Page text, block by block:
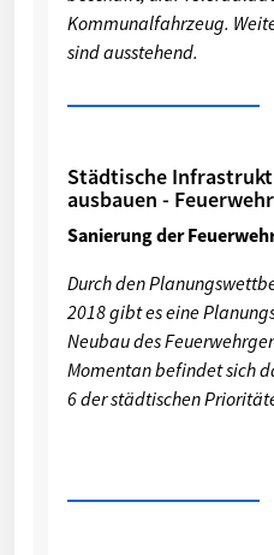
Kommunalfahrzeug.
sind ausstehend.
Städtische
ausbauen - Feuerwehr
Sanierung der
Durch den
2018 gibt es eine
Neubau des
Momentan befindet sich
6 der städtischen